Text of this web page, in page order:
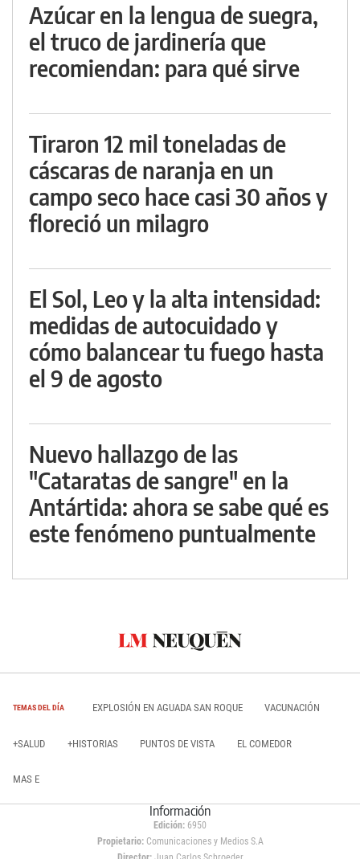
Azúcar en la lengua de suegra,
el truco de jardinería que
recomiendan: para qué sirve
Tiraron 12 mil toneladas de
cáscaras de naranja en un
campo seco hace casi 30 años y
floreció un milagro
El Sol, Leo y la alta intensidad:
medidas de autocuidado y
cómo balancear tu fuego hasta
el 9 de agosto
Nuevo hallazgo de las
"Cataratas de sangre" en la
Antártida: ahora se sabe qué es
este fenómeno puntualmente
TEMAS DEL DÍA EXPLOSIÓN EN AGUADA SAN ROQUE VACUNACIÓN
+SALUD +HISTORIAS PUNTOS DE VISTA EL COMEDOR
MAS E
Información
Edición: 6950
Propietario:Comunicaciones y Medios S.A